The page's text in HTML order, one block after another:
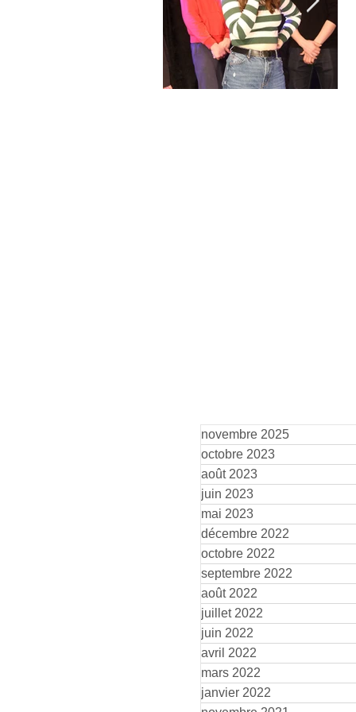
novembre 2025
octobre 2023
août 2023
juin 2023
mai 2023
décembre 2022
octobre 2022
septembre 2022
août 2022
juillet 2022
juin 2022
avril 2022
mars 2022
janvier 2022